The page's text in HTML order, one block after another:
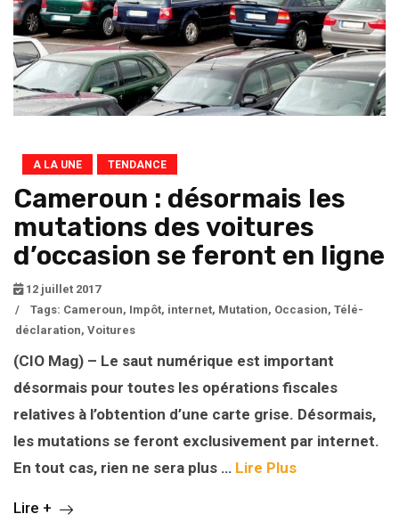
A LA UNE TENDANCE
Cameroun : désormais les
mutations des voitures
d’occasion se feront en ligne
12 juillet 2017
/
Tags: Cameroun, Impôt, internet, Mutation, Occasion, Télé-
déclaration, Voitures
(CIO Mag) – Le saut numérique est important
désormais pour toutes les opérations fiscales
relatives à l’obtention d’une carte grise. Désormais,
les mutations se feront exclusivement par internet.
En tout cas, rien ne sera plus … Lire Plus
Lire +